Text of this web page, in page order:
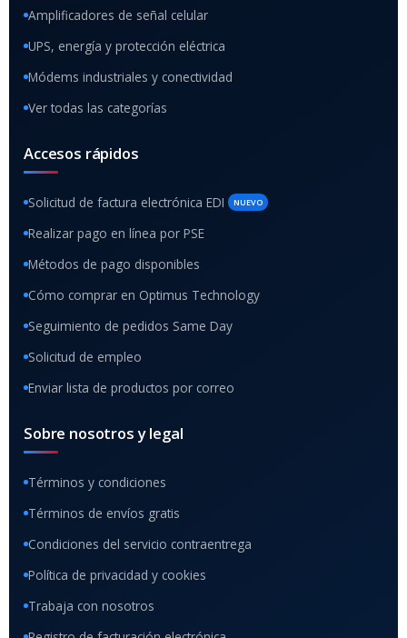
Amplificadores de señal celular
UPS, energía y protección eléctrica
Módems industriales y conectividad
Ver todas las categorías
Accesos rápidos
Solicitud de factura electrónica EDI NUEVO
Realizar pago en línea por PSE
Métodos de pago disponibles
Cómo comprar en Optimus Technology
Seguimiento de pedidos Same Day
Solicitud de empleo
Enviar lista de productos por correo
Sobre nosotros y legal
Términos y condiciones
Términos de envíos gratis
Condiciones del servicio contraentrega
Política de privacidad y cookies
Trabaja con nosotros